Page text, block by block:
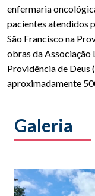
enfermaria
pacientes atendidos
São Francisco na
obras da Associação
Providência de Deus
aproximadamente
Galeria